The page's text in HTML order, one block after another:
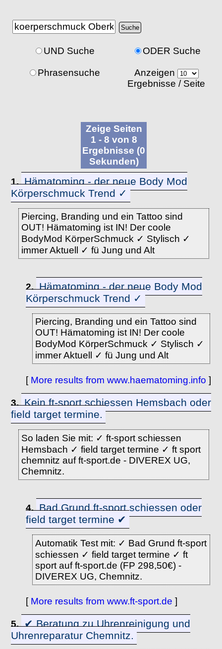
UND Suche
Phrasensuche
ODER Suche
Anzeigen
Ergebnisse / Seite
Zeige Seiten
1 - 8 von 8
Ergebnisse (0
Sekunden)
1. Hämatoming - der neue Body Mod
Körperschmuck Trend ✓
Piercing, Branding und ein Tattoo sind
OUT! Hämatoming ist IN! Der coole
BodyMod KörperSchmuck ✓ Stylisch ✓
immer Aktuell ✓ fü Jung und Alt
2. Hämatoming - der neue Body Mod
Körperschmuck Trend ✓
Piercing, Branding und ein Tattoo sind
OUT! Hämatoming ist IN! Der coole
BodyMod KörperSchmuck ✓ Stylisch ✓
immer Aktuell ✓ fü Jung und Alt
[ More results from www.haematoming.info ]
3. Kein ft-sport schiessen Hemsbach oder
field target termine.
So laden Sie mit: ✓ ft-sport schiessen
Hemsbach ✓ field target termine ✓ ft sport
chemnitz auf ft-sport.de - DIVEREX UG,
Chemnitz.
4. Bad Grund ft-sport schiessen oder
field target termine ✔
Automatik Test mit: ✓ Bad Grund ft-sport
schiessen ✓ field target termine ✓ ft
sport auf ft-sport.de (FP 298,50€) -
DIVEREX UG, Chemnitz.
[ More results from www.ft-sport.de ]
5. ✔ Beratung zu Uhrenreinigung und
Uhrenreparatur Chemnitz.